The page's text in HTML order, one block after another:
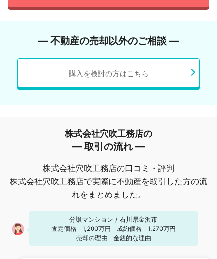
― 不動産の売却以外のご相談 ―
購入を検討の方はこちら
株式会社穴吹工務店の
― 取引の流れ ―
株式会社穴吹工務店の口コミ・評判
株式会社穴吹工務店で実際に不動産を取引した方の流
れをまとめました。
分譲マンション / 石川県金沢市
査定価格
1,200万円 成約価格
1,270万円
売却の理由
金銭的な理由